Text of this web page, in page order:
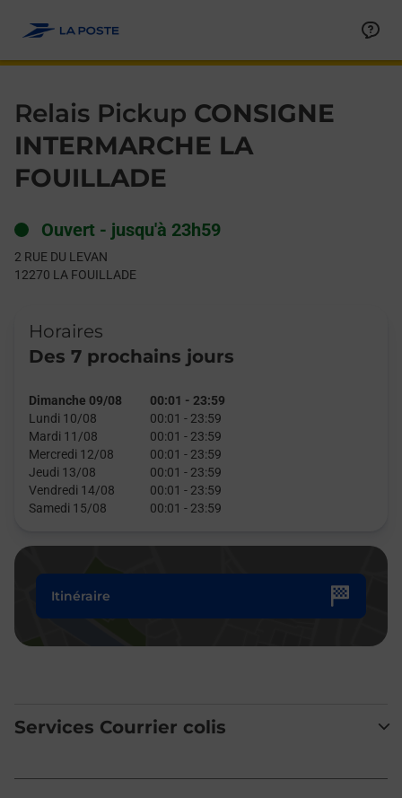
Relais Pickup CONSIGNE
INTERMARCHE LA
FOUILLADE
Ouvert - jusqu'à 23h59
2 RUE DU LEVAN
12270 LA FOUILLADE
Horaires
Des 7 prochains jours
Dimanche 09/08 00:01 - 23:59
Lundi 10/08
00:01 - 23:59
Mardi 11/08
00:01 - 23:59
Mercredi 12/08
00:01 - 23:59
Jeudi 13/08
00:01 - 23:59
Vendredi 14/08
00:01 - 23:59
Samedi 15/08
00:01 - 23:59
Itinéraire
Services Courrier colis